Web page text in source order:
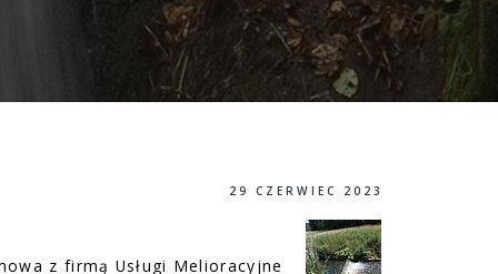
29 CZERWIEC 2023
z firmą Usługi Melioracyjne